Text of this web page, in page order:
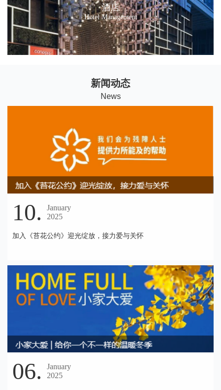
酒店
Hotel Management
新闻动态
News
10.
January
2025
加入《苔花公约》迎光绽放，接力爱与关怀
06.
January
2025